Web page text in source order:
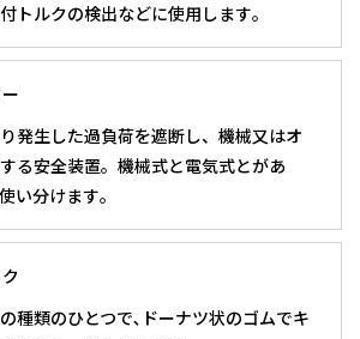
トルクの検出などに使用します｡
発生した過負荷を遮断し、機械又はオ
る安全装置。機械式と電気式とがあ
い分けます｡
種類のひとつで､ドーナツ状のゴムでキ